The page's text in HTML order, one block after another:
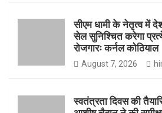
a
सीएम धामी के नेतृत्व में
सेल सुनिश्चित करेगा
रोजगारः कर्नल कोठियाल
August 7, 2026
स्वतंत्रता दिवस की